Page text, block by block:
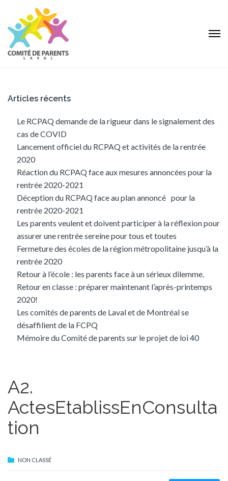
Articles récents
Le RCPAQ demande de la rigueur dans le signalement des
cas de COVID
Lancement officiel du RCPAQ et activités de la rentrée
2020
Réaction du RCPAQ face aux mesures annoncées pour la
rentrée 2020-2021
Déception du RCPAQ face au plan annoncé pour la
rentrée 2020-2021
Les parents veulent et doivent participer à la réflexion pour
assurer une rentrée sereine pour tous et toutes
Fermeture des écoles de la région métropolitaine jusqu’à la
rentrée 2020
Retour à l’école : les parents face à un sérieux dilemme.
Retour en classe : préparer maintenant l’après-printemps
2020!
Les comités de parents de Laval et de Montréal se
désaffilient de la FCPQ
Mémoire du Comité de parents sur le projet de loi 40
A2.
ActesEtablissEnConsulta
tion
NON CLASSÉ